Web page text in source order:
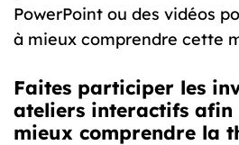
PowerPoint ou des vidéos
à mieux comprendre cette
Faites participer les
ateliers interactifs afin
mieux comprendre la